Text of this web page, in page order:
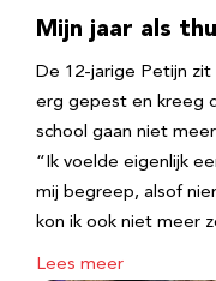
Mijn jaar als
De 12-jarige Petijn zit
erg gepest en kreeg
school gaan niet
“Ik voelde eigenlijk
mij begreep, alsof
kon ik ook niet meer
Lees meer